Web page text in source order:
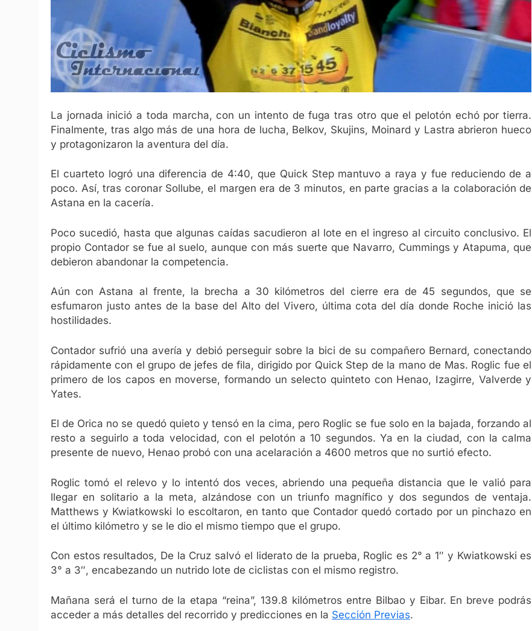
La jornada inició a toda marcha, con un intento de fuga tras otro que el pelotón echó por tierra.
Finalmente, tras algo más de una hora de lucha, Belkov, Skujins, Moinard y Lastra abrieron hueco
y protagonizaron la aventura del día.
El cuarteto logró una diferencia de 4:40, que Quick Step mantuvo a raya y fue reduciendo de a
poco. Así, tras coronar Sollube, el margen era de 3 minutos, en parte gracias a la colaboración de
Astana en la cacería.
Poco sucedió, hasta que algunas caídas sacudieron al lote en el ingreso al circuito conclusivo. El
propio Contador se fue al suelo, aunque con más suerte que Navarro, Cummings y Atapuma, que
debieron abandonar la competencia.
Aún con Astana al frente, la brecha a 30 kilómetros del cierre era de 45 segundos, que se
esfumaron justo antes de la base del Alto del Vivero, última cota del día donde Roche inició las
hostilidades.
Contador sufrió una avería y debió perseguir sobre la bici de su compañero Bernard, conectando
rápidamente con el grupo de jefes de fila, dirigido por Quick Step de la mano de Mas. Roglic fue el
primero de los capos en moverse, formando un selecto quinteto con Henao, Izagirre, Valverde y
Yates.
El de Orica no se quedó quieto y tensó en la cima, pero Roglic se fue solo en la bajada, forzando al
resto a seguirlo a toda velocidad, con el pelotón a 10 segundos. Ya en la ciudad, con la calma
presente de nuevo, Henao probó con una acelaración a 4600 metros que no surtió efecto.
Roglic tomó el relevo y lo intentó dos veces, abriendo una pequeña distancia que le valió para
llegar en solitario a la meta, alzándose con un triunfo magnífico y dos segundos de ventaja.
Matthews y Kwiatkowski lo escoltaron, en tanto que Contador quedó cortado por un pinchazo en
el último kilómetro y se le dio el mismo tiempo que el grupo.
Con estos resultados, De la Cruz salvó el liderato de la prueba, Roglic es 2° a 1″ y Kwiatkowski es
3° a 3″, encabezando un nutrido lote de ciclistas con el mismo registro.
Mañana será el turno de la etapa “reina”, 139.8 kilómetros entre Bilbao y Eibar. En breve podrás
acceder a más detalles del recorrido y predicciones en la Sección Previas.